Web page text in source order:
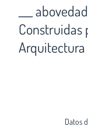
___
Construidas
Arquitectura
Datos